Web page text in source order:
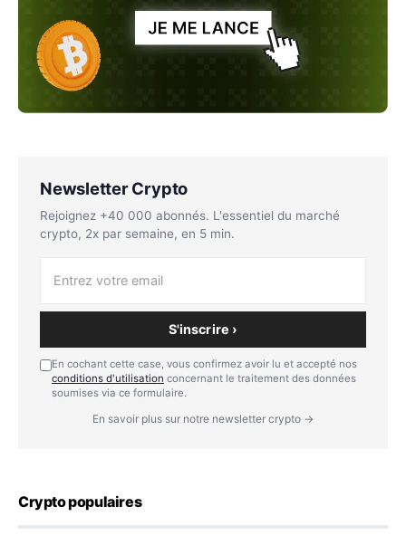
Newsletter Crypto
Rejoignez +40 000 abonnés. L'essentiel du marché
crypto, 2x par semaine, en 5 min.
S'inscrire ›
En cochant cette case, vous confirmez avoir lu et accepté nos
conditions d'utilisation concernant le traitement des données
soumises via ce formulaire.
En savoir plus sur notre newsletter crypto →
Crypto populaires